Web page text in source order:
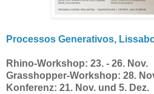
Processos Generativos,
Rhino-Workshop: 23. - 26. Nov.
Grasshopper-Workshop: 28.
Konferenz: 21. Nov. und 5. Dez.